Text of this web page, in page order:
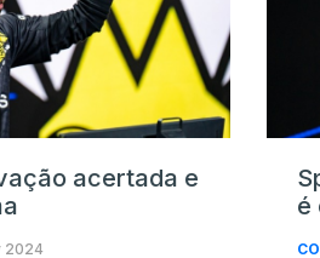
acertada e
2024
é